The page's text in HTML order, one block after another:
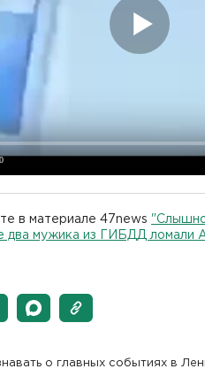
в материале 47news "Слышно
два мужика из ГИБДД ломали
о главных событиях в